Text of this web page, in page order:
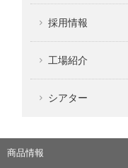
採用情報
工場紹介
シアター
商品情報